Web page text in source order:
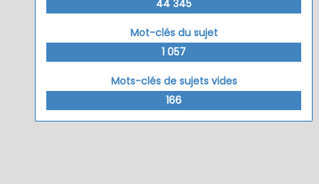
44 345
Mot-clés du sujet
1 057
Mots-clés de sujets vides
166